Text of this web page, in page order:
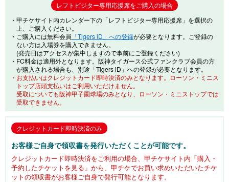
レフトビジター専用応援席をご購入の場合
・甲チケサイト内カレンダー下の「レフトビジター専用応援席」を選択の
上、ご購入ください。
・ご購入には無料会員 「Tigers iD」への登録が必要となります。ご登録の
ない方は入場券を購入できません。
(発売日はアクセスが集中しますので事前にご登録ください)
・FC料金は適用外となります。阪神タイガース公式ファンクラブ会員の方
が購入される場合も、別途「Tigers iD」への登録が必要となります。
・お支払いはクレジットカード即時決済のみとなります。ローソン・ミニス
トップ店頭支払いはご利用いただけません。
受取についても阪神甲子園球場のみとなり、ローソン・ミニストップでは
受取できません。
クレジットカード即時決済のみ
お客様ご自身で領収書を発行いただくことが可能です。
クレジットカード即時決済をご利用の場合、甲チケサイト内「購入・
予約したチケットを見る」から、甲チケでお買い求めいただいたチケ
ットの領収書がお客様ご自身で発行可能となります。